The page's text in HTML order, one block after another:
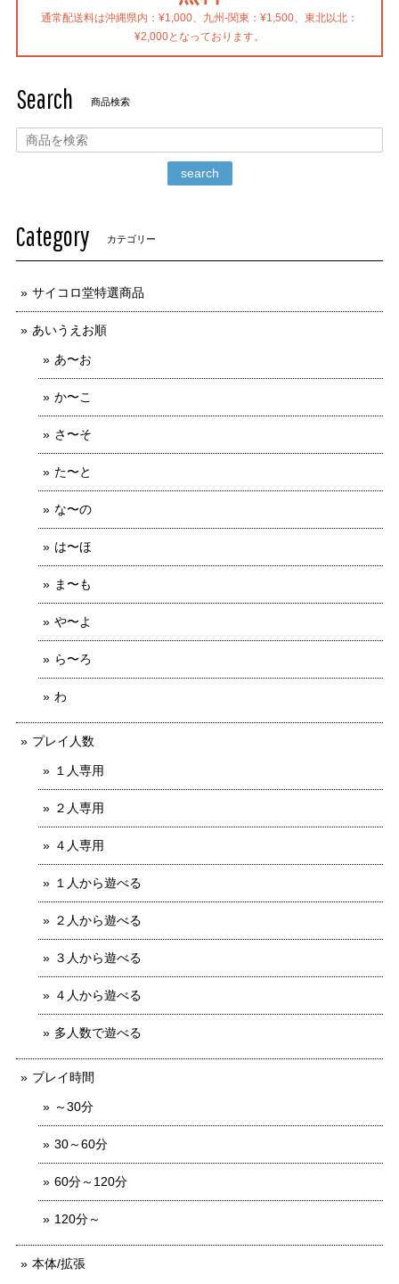
通常配送料は沖縄県内：¥1,000、九州-関東：¥1,500、東北以北：
¥2,000となっております。
Search 商品検索
search
Category カテゴリー
サイコロ堂特選商品
あいうえお順
あ〜お
か〜こ
さ〜そ
た〜と
な〜の
は〜ほ
ま〜も
や〜よ
ら〜ろ
わ
プレイ人数
１人専用
２人専用
４人専用
１人から遊べる
２人から遊べる
３人から遊べる
４人から遊べる
多人数で遊べる
プレイ時間
～30分
30～60分
60分～120分
120分～
本体/拡張